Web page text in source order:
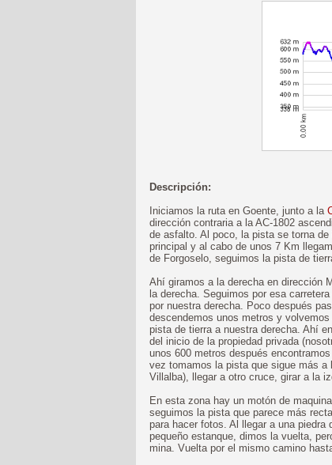
Descripción:
Iniciamos la ruta en Goente, junto a la
dirección contraria a la AC-1802
de asfalto. Al poco, la pista se torna
principal y al cabo de unos 7 Km
de Forgoselo, seguimos la pista de
Ahí giramos a la derecha en dirección
la derecha. Seguimos por esa
por nuestra derecha. Poco después
descendemos unos metros y
pista de tierra a nuestra derecha. Ahí
del inicio de la propiedad privada
unos 600 metros después
vez tomamos la pista que sigue más a
Villalba), llegar a otro cruce, girar a la
En esta zona hay un motón de
seguimos la pista que parece más
para hacer fotos. Al llegar a una
pequeño estanque, dimos la vuelta,
mina. Vuelta por el mismo camino